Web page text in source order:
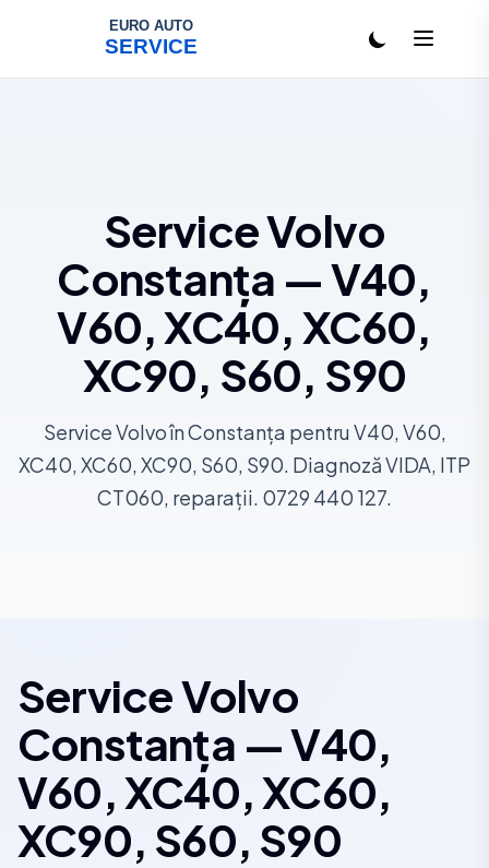
Service Volvo
Constanța — V40,
V60, XC40, XC60,
XC90, S60, S90
Service Volvo în Constanța pentru V40, V60,
XC40, XC60, XC90, S60, S90. Diagnoză VIDA, ITP
CT060, reparații. 0729 440 127.
Service Volvo
Constanța — V40,
V60, XC40, XC60,
XC90, S60, S90